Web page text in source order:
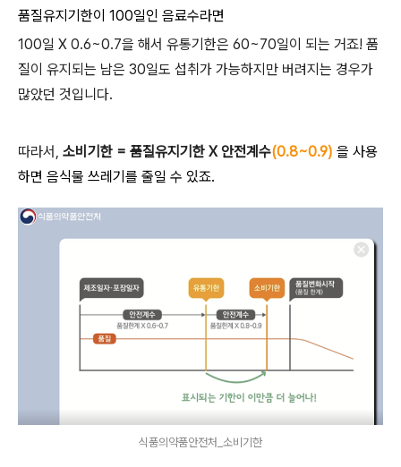
품질유지기한이 100일인 음료수라면
100일 X 0.6~0.7을 해서 유통기한은 60~70일이 되는 거죠! 품
질이 유지되는 남은 30일도 섭취가 가능하지만 버려지는 경우가
많았던 것입니다.
따라서, 소비기한 = 품질유지기한 X 안전계수(0.8~0.9) 을 사용
하면 음식물 쓰레기를 줄일 수 있죠.
식품의약품안전처_소비기한